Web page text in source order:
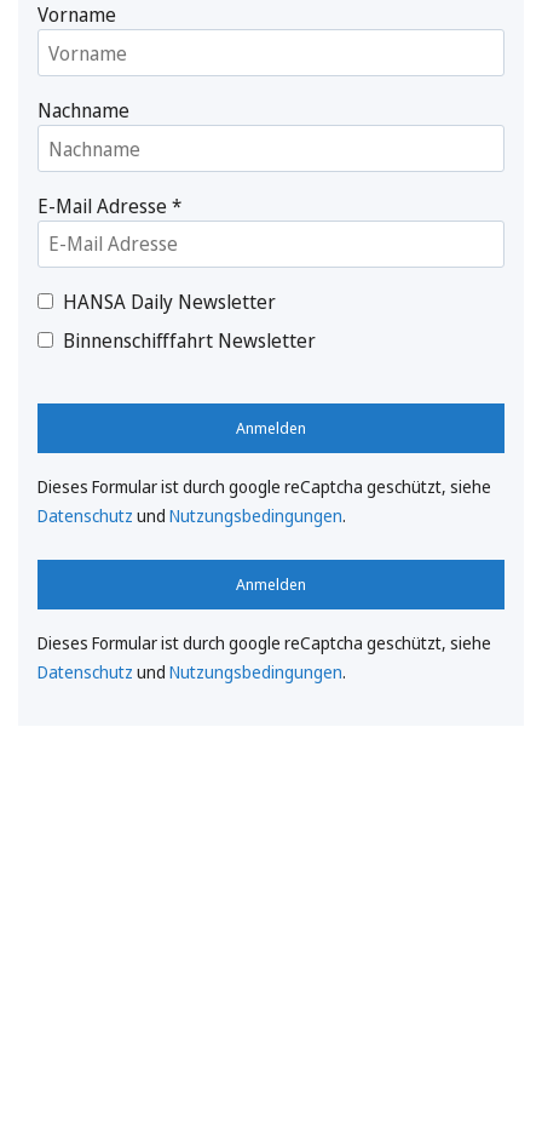
Vorname
Nachname
E-Mail Adresse*
HANSA Daily Newsletter
Binnenschifffahrt Newsletter
Anmelden
Dieses Formular ist durch google reCaptcha geschützt, siehe
Datenschutz und Nutzungsbedingungen.
Anmelden
Dieses Formular ist durch google reCaptcha geschützt, siehe
Datenschutz und Nutzungsbedingungen.